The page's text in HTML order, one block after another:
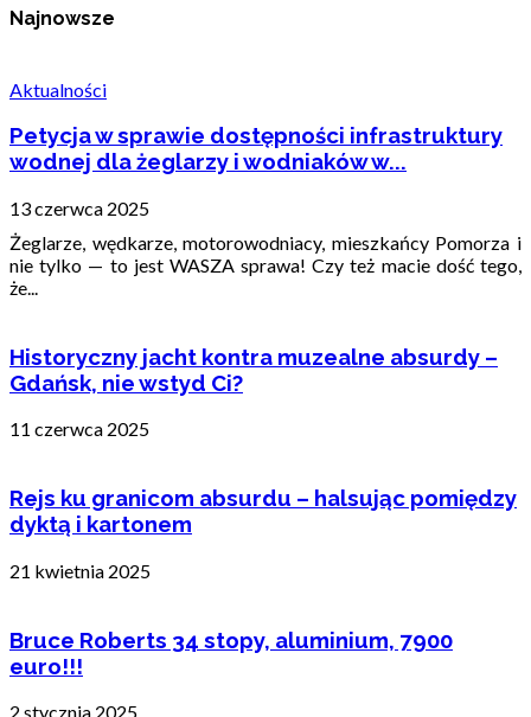
Najnowsze
Aktualności
Petycja w sprawie dostępności infrastruktury
wodnej dla żeglarzy i wodniaków w...
13 czerwca 2025
Żeglarze, wędkarze, motorowodniacy, mieszkańcy Pomorza i
nie tylko — to jest WASZA sprawa! Czy też macie dość tego,
że...
Historyczny jacht kontra muzealne absurdy –
Gdańsk, nie wstyd Ci?
11 czerwca 2025
Rejs ku granicom absurdu – halsując pomiędzy
dyktą i kartonem
21 kwietnia 2025
Bruce Roberts 34 stopy, aluminium, 7900
euro!!!
2 stycznia 2025